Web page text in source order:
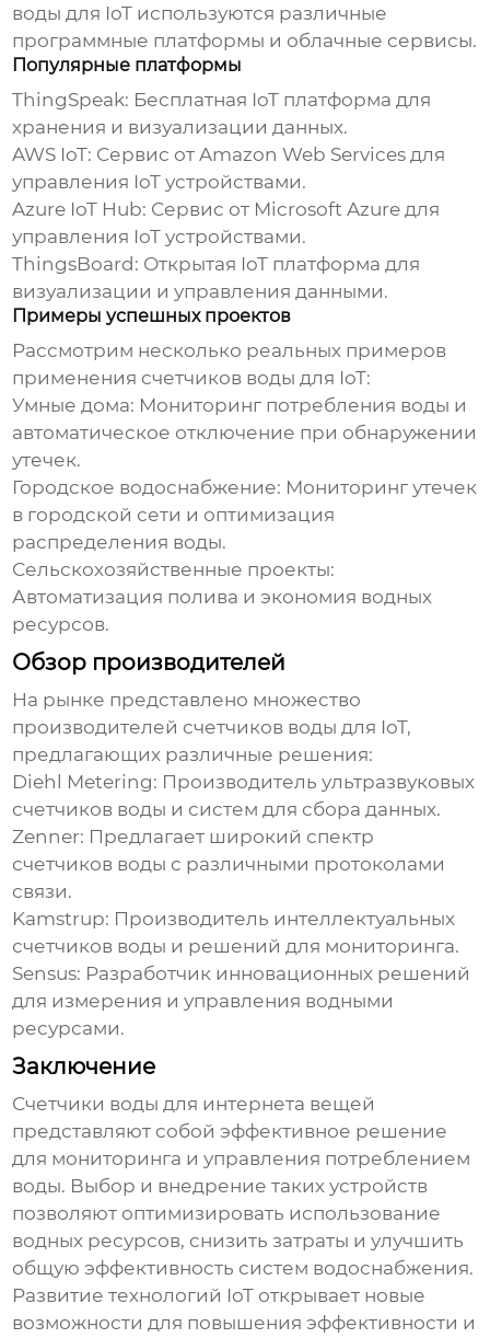
воды для IoT используются различные
программные платформы и облачные сервисы.
Популярные платформы
ThingSpeak: Бесплатная IoT платформа для
хранения и визуализации данных.
AWS IoT: Сервис от Amazon Web Services для
управления IoT устройствами.
Azure IoT Hub: Сервис от Microsoft Azure для
управления IoT устройствами.
ThingsBoard: Открытая IoT платформа для
визуализации и управления данными.
Примеры успешных проектов
Рассмотрим несколько реальных примеров
применения счетчиков воды для IoT:
Умные дома: Мониторинг потребления воды и
автоматическое отключение при обнаружении
утечек.
Городское водоснабжение: Мониторинг утечек
в городской сети и оптимизация
распределения воды.
Сельскохозяйственные проекты:
Автоматизация полива и экономия водных
ресурсов.
Обзор производителей
На рынке представлено множество
производителей счетчиков воды для IoT,
предлагающих различные решения:
Diehl Metering: Производитель ультразвуковых
счетчиков воды и систем для сбора данных.
Zenner: Предлагает широкий спектр
счетчиков воды с различными протоколами
связи.
Kamstrup: Производитель интеллектуальных
счетчиков воды и решений для мониторинга.
Sensus: Разработчик инновационных решений
для измерения и управления водными
ресурсами.
Заключение
Счетчики воды для интернета вещей
представляют собой эффективное решение
для мониторинга и управления потреблением
воды. Выбор и внедрение таких устройств
позволяют оптимизировать использование
водных ресурсов, снизить затраты и улучшить
общую эффективность систем водоснабжения.
Развитие технологий IoT открывает новые
возможности для повышения эффективности и